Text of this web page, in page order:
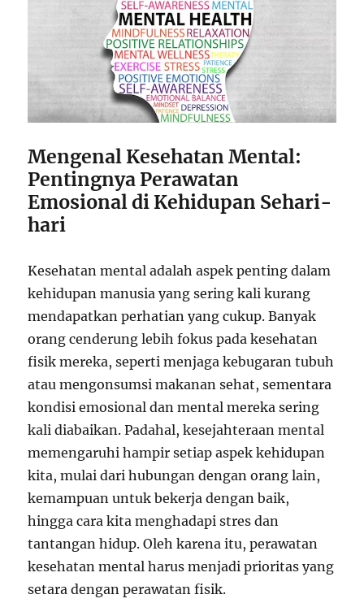
Mengenal Kesehatan Mental:
Pentingnya Perawatan
Emosional di Kehidupan Sehari-
hari
Kesehatan mental adalah aspek penting dalam
kehidupan manusia yang sering kali kurang
mendapatkan perhatian yang cukup. Banyak
orang cenderung lebih fokus pada kesehatan
fisik mereka, seperti menjaga kebugaran tubuh
atau mengonsumsi makanan sehat, sementara
kondisi emosional dan mental mereka sering
kali diabaikan. Padahal, kesejahteraan mental
memengaruhi hampir setiap aspek kehidupan
kita, mulai dari hubungan dengan orang lain,
kemampuan untuk bekerja dengan baik,
hingga cara kita menghadapi stres dan
tantangan hidup. Oleh karena itu, perawatan
kesehatan mental harus menjadi prioritas yang
setara dengan perawatan fisik.